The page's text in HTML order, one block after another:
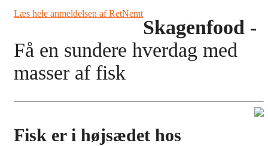
Læs hele anmeldelsen af RetNemt
Skagenfood -
Få en sundere hverdag med
masser af fisk
Fisk er i højsædet hos